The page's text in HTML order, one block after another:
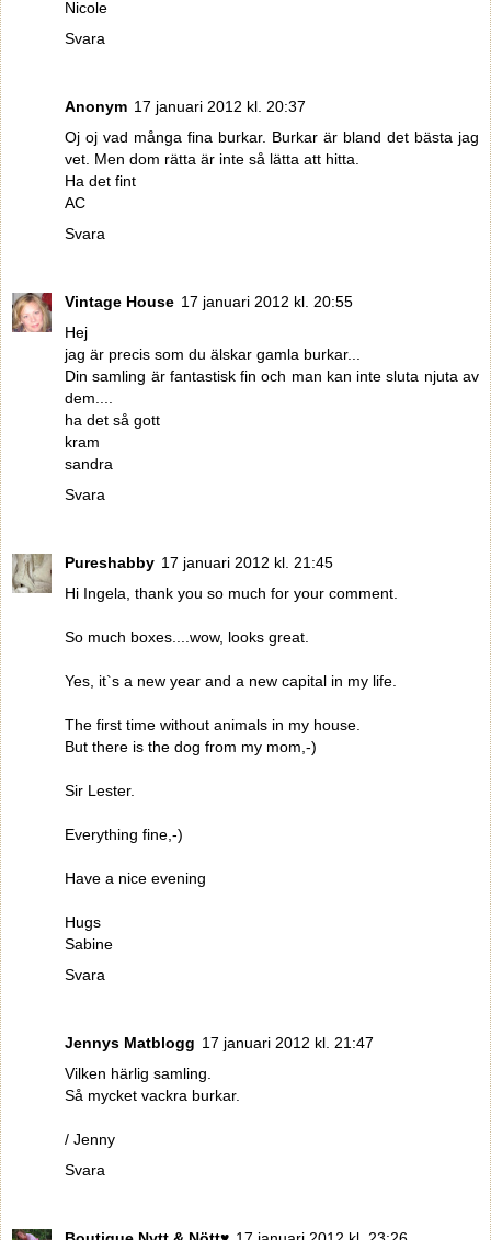
Nicole
Svara
Anonym 17 januari 2012 kl. 20:37
Oj oj vad många fina burkar. Burkar är bland det bästa jag
vet. Men dom rätta är inte så lätta att hitta.
Ha det fint
AC
Svara
Vintage House 17 januari 2012 kl. 20:55
Hej
jag är precis som du älskar gamla burkar...
Din samling är fantastisk fin och man kan inte sluta njuta av
dem....
ha det så gott
kram
sandra
Svara
Pureshabby 17 januari 2012 kl. 21:45
Hi Ingela, thank you so much for your comment.
So much boxes....wow, looks great.
Yes, it`s a new year and a new capital in my life.
The first time without animals in my house.
But there is the dog from my mom,-)
Sir Lester.
Everything fine,-)
Have a nice evening
Hugs
Sabine
Svara
Jennys Matblogg 17 januari 2012 kl. 21:47
Vilken härlig samling.
Så mycket vackra burkar.
/ Jenny
Svara